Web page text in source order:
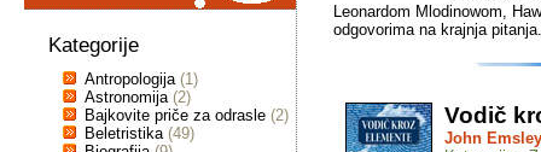
Kategorije
Antropologija (1)
Astronomija (2)
Bajkovite priče za odrasle (2)
Beletristika (49)
Leonardom Mlodinowom,
odgovorima na krajnja pitanja.
Vodič
John Emsley